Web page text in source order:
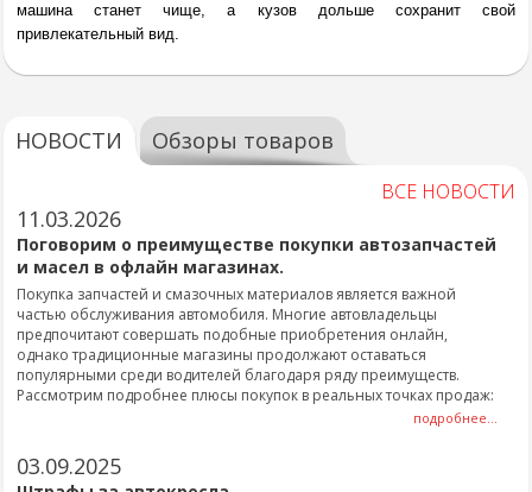
машина станет чище, а кузов дольше сохранит свой
привлекательный вид.
НОВОСТИ Обзоры товаров
ВСЕ НОВОСТИ
11.03.2026
Поговорим о преимуществе покупки автозапчастей
и масел в офлайн магазинах.
Покупка запчастей и смазочных материалов является важной
частью обслуживания автомобиля. Многие автовладельцы
предпочитают совершать подобные приобретения онлайн,
однако традиционные магазины продолжают оставаться
популярными среди водителей благодаря ряду преимуществ.
Рассмотрим подробнее плюсы покупок в реальных точках продаж:
подробнее...
03.09.2025